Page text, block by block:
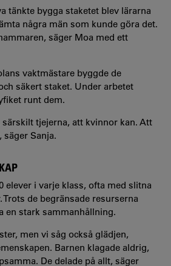
tänkte bygga staketet blev lärarna
några män som kunde göra det.
säger Moa med ett
vaktmästare byggde de
säkert staket. Under arbetet
runt dem.
särskilt tjejerna, att kvinnor kan. Att
säger Sanja.
elever i varje klass, ofta med slitna
Trots de begränsade resurserna
en stark sammanhållning.
men vi såg också glädjen,
Barnen klagade aldrig,
De delade på allt, säger